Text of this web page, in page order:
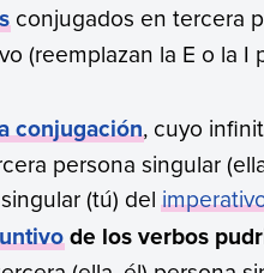
conjugados en tercera
(reemplazan la E o la I
conjugación, cuyo
persona singular
(tú) del
de los verbos